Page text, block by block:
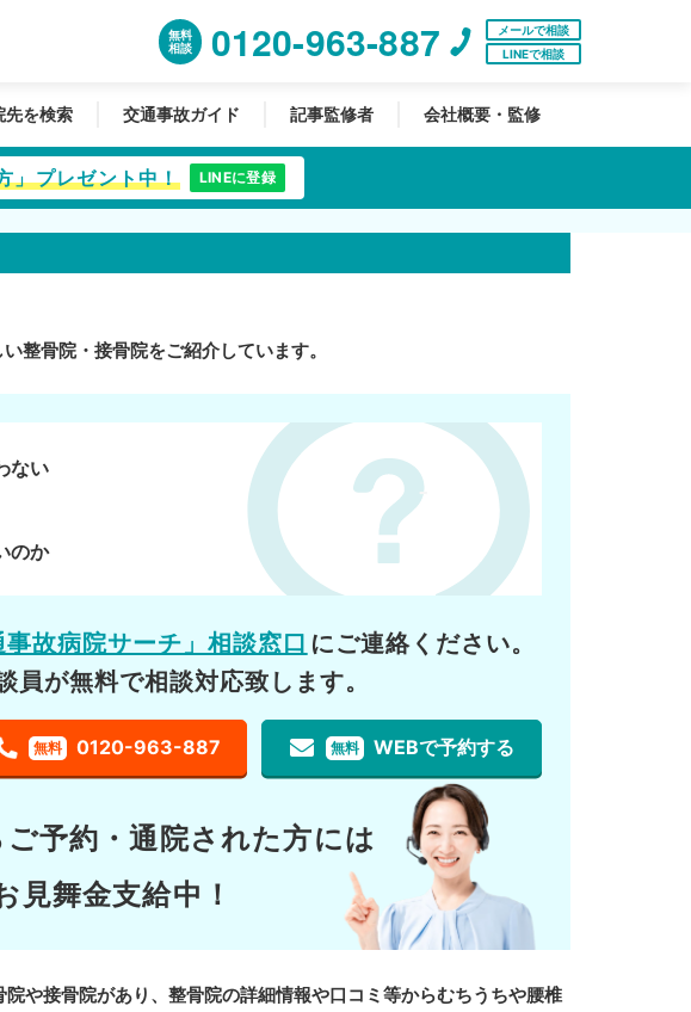
無料
相談
0120-963-887
メールで相談
LINEで相談
先を検索 交通事故ガイド 記事監修者 会社概要・監修
」プレゼント中！ LINEに登録
整骨院・接骨院をご紹介しています。
ない
のか
事故病院サーチ」相談窓口 にご連絡ください。
員が無料で相談対応致します。
無料 0120-963-887 無料 WEBで予約する
ご予約・通院された方には
見舞金支給中！
院や接骨院があり、整骨院の詳細情報や口コミ等からむちうちや腰椎